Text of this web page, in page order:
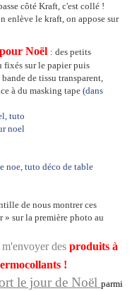
côté Kraft, c'est collé !
enlève le kraft, on appose sur
Noël : des petits
fixés sur le papier puis
de tissu transparent,
à du masking tape (dans
de nous montrer ces
sur la première photo au
m'envoyer des produits à
!
le jour de Noël parmi